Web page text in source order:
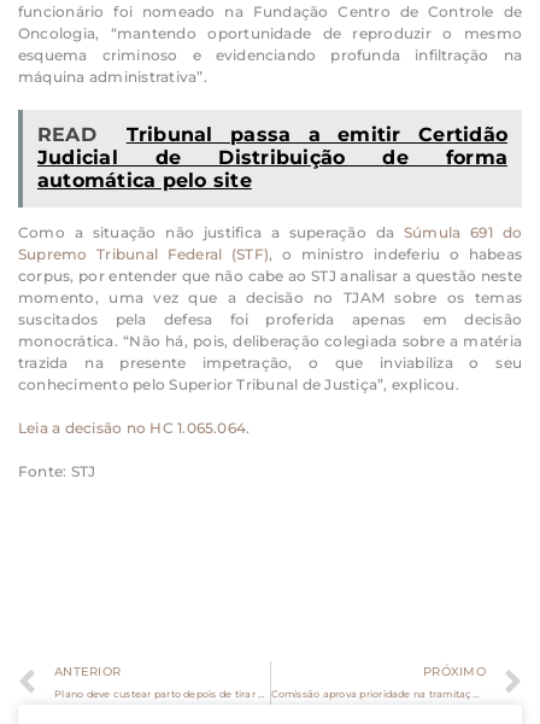
funcionário foi nomeado na Fundação Centro de Controle de
Oncologia, “mantendo oportunidade de reproduzir o mesmo
esquema criminoso e evidenciando profunda infiltração na
máquina administrativa”.
READ
Tribunal passa a emitir Certidão
Judicial de Distribuição de forma
automática pelo site
Como a situação não justifica a superação da Súmula 691 do
Supremo Tribunal Federal (STF), o ministro indeferiu o habeas
corpus, por entender que não cabe ao STJ analisar a questão neste
momento, uma vez que a decisão no TJAM sobre os temas
suscitados pela defesa foi proferida apenas em decisão
monocrática. “Não há, pois, deliberação colegiada sobre a matéria
trazida na presente impetração, o que inviabiliza o seu
conhecimento pelo Superior Tribunal de Justiça”, explicou.
Leia a decisão no HC 1.065.064.
Fonte: STJ
ANTERIOR PRÓXIMO